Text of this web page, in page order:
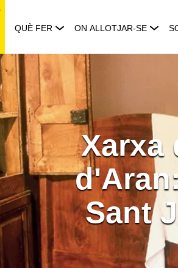
QUÈ FER ON ALLOTJAR-SE
Xarxa
Sant